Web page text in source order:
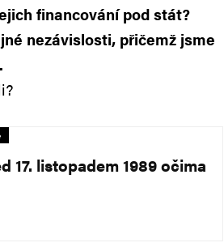
financování pod stát?
nezávislosti, přičemž jsme
17. listopadem 1989 očima